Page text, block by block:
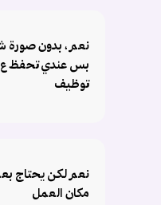
نعم ، بدون
بس عندي تحفظ
توظيف
نعم لكن يحتاج
مكان العمل